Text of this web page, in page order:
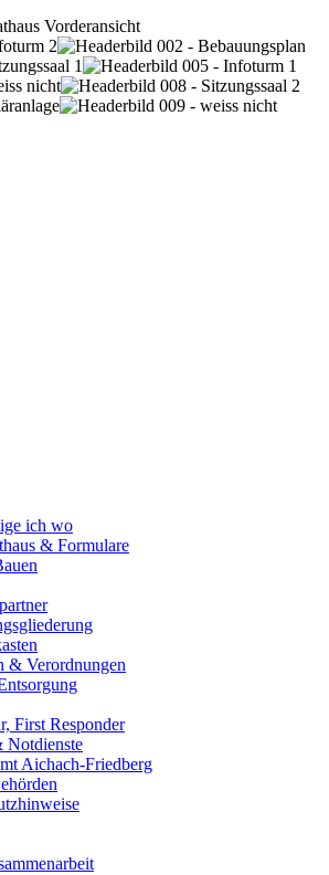
ich wo
& Formulare
& Verordnungen
First Responder
Notdienste
Aichach-Friedberg